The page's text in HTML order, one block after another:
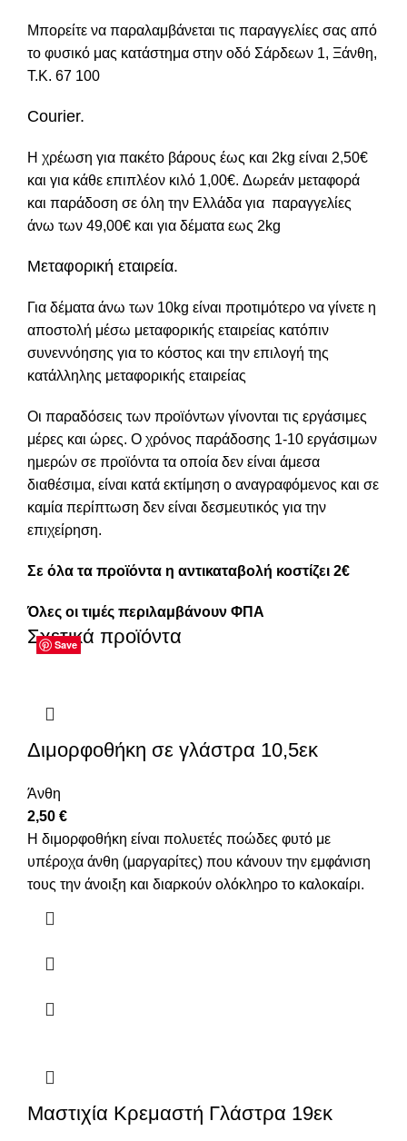
Μπορείτε να παραλαμβάνεται τις παραγγελίες σας από
το φυσικό μας κατάστημα στην οδό Σάρδεων 1, Ξάνθη,
Τ.Κ. 67 100
Courier.
Η χρέωση για πακέτο βάρους έως και 2kg είναι 2,50€
και για κάθε επιπλέον κιλό 1,00€. Δωρεάν μεταφορά
και παράδοση σε όλη την Ελλάδα για παραγγελίες
άνω των 49,00€ και για δέματα εως 2kg
Μεταφορική εταιρεία.
Για δέματα άνω των 10kg είναι προτιμότερο να γίνετε η
αποστολή μέσω μεταφορικής εταιρείας κατόπιν
συνεννόησης για το κόστος και την επιλογή της
κατάλληλης μεταφορικής εταιρείας
Οι παραδόσεις των προϊόντων γίνονται τις εργάσιμες
μέρες και ώρες. Ο χρόνος παράδοσης 1-10 εργάσιμων
ημερών σε προϊόντα τα οποία δεν είναι άμεσα
διαθέσιμα, είναι κατά εκτίμηση ο αναγραφόμενος και σε
καμία περίπτωση δεν είναι δεσμευτικός για την
επιχείρηση.
Σε όλα τα προϊόντα η αντικαταβολή κοστίζει 2€
Όλες οι τιμές περιλαμβάνουν ΦΠΑ
Σχετικά προϊόντα
Save
Διμορφοθήκη σε γλάστρα 10,5εκ
Άνθη
2,50 €
Η διμορφοθήκη είναι πολυετές ποώδες φυτό με
υπέροχα άνθη (μαργαρίτες) που κάνουν την εμφάνιση
τους την άνοιξη και διαρκούν ολόκληρο το καλοκαίρι.
Save
Μαστιχία Κρεμαστή Γλάστρα 19εκ
Save
Save
Save
Save
Save
Save